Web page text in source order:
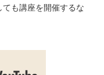
も講座を開催するな